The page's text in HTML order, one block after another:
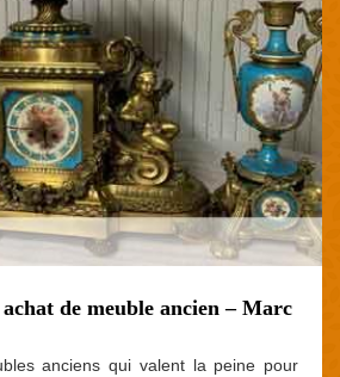
de meuble ancien – Marc
anciens qui valent la peine pour